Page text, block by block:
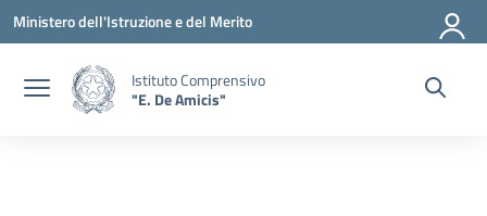
Vai ai contenuti
Vai al menu di navigazione
Vai al footer
Ministero dell'Istruzione e del Merito
Istituto Comprensivo
"E. De Amicis"